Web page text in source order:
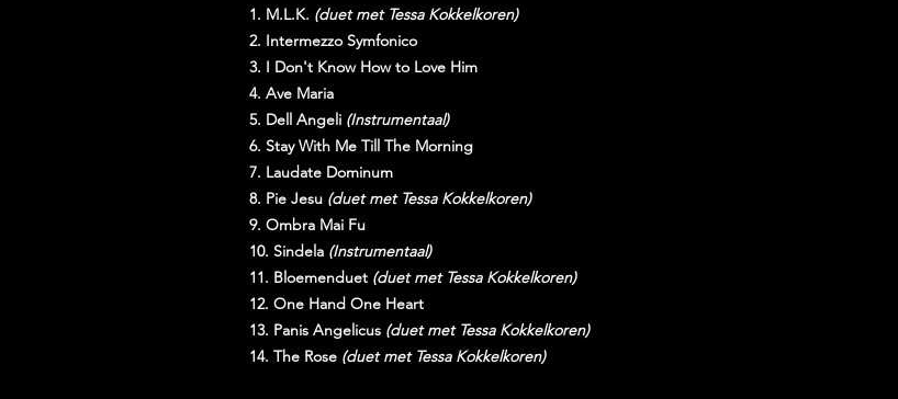
1. M.L.K. (duet met Tessa Kokkelkoren)
2. Intermezzo Symfonico
3. I Don't Know How to Love Him
4. Ave Maria
5. Dell Angeli (Instrumentaal)
6. Stay With Me Till The Morning
7. Laudate Dominum
8. Pie Jesu (duet met Tessa Kokkelkoren)
9. Ombra Mai Fu
10. Sindela (Instrumentaal)
11. Bloemenduet (duet met Tessa Kokkelkoren)
12. One Hand One Heart
13. Panis Angelicus (duet met Tessa Kokkelkoren)
14. The Rose (duet met Tessa Kokkelkoren)